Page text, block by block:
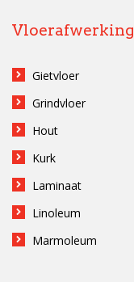
Vloerafwerking
Gietvloer
Grindvloer
Hout
Kurk
Laminaat
Linoleum
Marmoleum